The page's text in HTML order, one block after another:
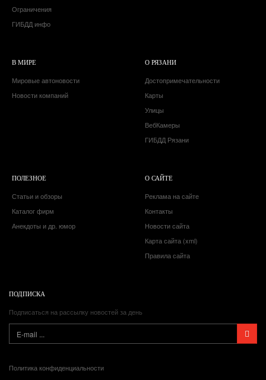
Ограничения
ГИБДД инфо
В МИРЕ
Мировые автоновости
Новости компаний
О РЯЗАНИ
Достопримечательности
Карты
Улицы
ВебКамеры
ГИБДД Рязани
ПОЛЕЗНОЕ
Статьи и обзоры
Каталог фирм
Анекдоты и др. юмор
О САЙТЕ
Реклама на сайте
Контакты
Новости сайта
Карта сайта (xml)
Правила сайта
ПОДПИСКА
Подписаться на рассылку новостей за день
Политика конфиденциальности